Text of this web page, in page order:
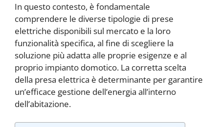
In questo contesto, è fondamentale
comprendere le diverse tipologie di prese
elettriche disponibili sul mercato e la loro
funzionalità specifica, al fine di scegliere la
soluzione più adatta alle proprie esigenze e al
proprio impianto domotico. La corretta scelta
della presa elettrica è determinante per garantire
un’efficace gestione dell’energia all’interno
dell’abitazione.